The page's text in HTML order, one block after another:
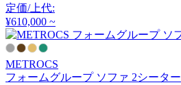
アートワークスタジオ
artek
定価/上代:
¥610,000 ~
METROCS
フォームグループ ソファ 2シーター